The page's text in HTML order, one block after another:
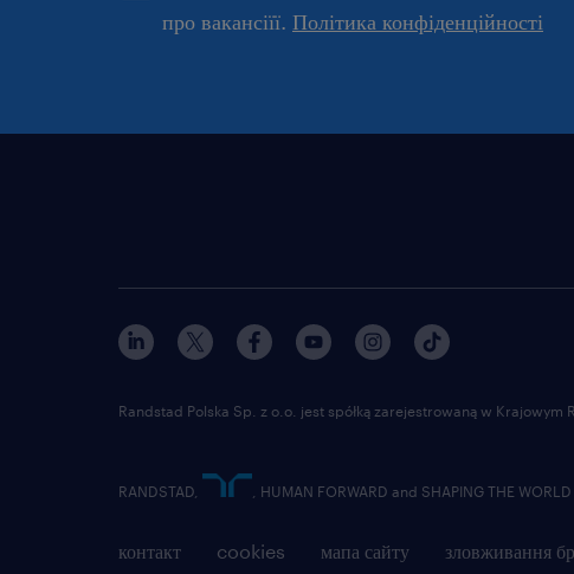
про вакансіїї. Політика конфіденційності
контакт cookies мапа сайту зловживання
Randstad Polska Sp. z o.o. jest spółką zarejestrowaną w
RANDSTAD, , HUMAN FORWARD and SHAPING THE